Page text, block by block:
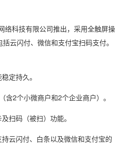
络科技有限公司推出，采用全触屏操
云闪付、微信和支付宝扫码支付。
定持久。
含2个小微商户和2个企业商户）。
扫码（被扫）功能。
云闪付、白条以及微信和支付宝的